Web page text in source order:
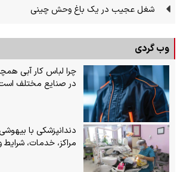
شغل عجیب در یک باغ وحش چینی
وب گردی
چرا لباس کار آبی
در صنایع مختلف
دندانپزشکی با
مراکز، خدمات، شرایط